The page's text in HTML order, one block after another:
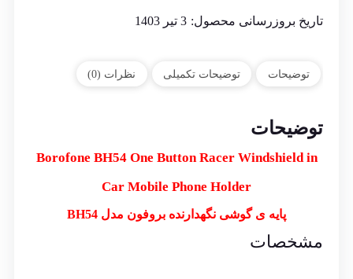
تاریخ بروزرسانی محصول: 3 تیر 1403
توضیحات توضیحات تکمیلی نظرات (0)
توضیحات
Borofone BH54 One Button Racer Windshield in
Car Mobile Phone Holder
پایه ی گوشی نگهدارنده بروفون مدل BH54
مشخصات